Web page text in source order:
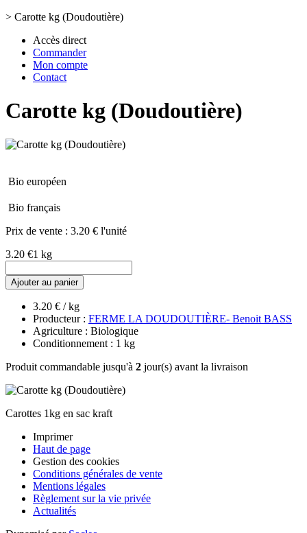
> Carotte kg (Doudoutière)
Accès direct
Commander
Mon compte
Contact
Carotte kg (Doudoutière)
Bio européen
Bio français
Prix de vente : 3.20 € l'unité
3.20 €1 kg
Ajouter au panier
3.20 € / kg
Producteur : FERME LA DOUDOUTIÈRE- Benoit BASS
Agriculture : Biologique
Conditionnement : 1 kg
Produit commandable jusqu'à 2 jour(s) avant la livraison
Carottes 1kg en sac kraft
Imprimer
Haut de page
Gestion des cookies
Conditions générales de vente
Mentions légales
Règlement sur la vie privée
Actualités